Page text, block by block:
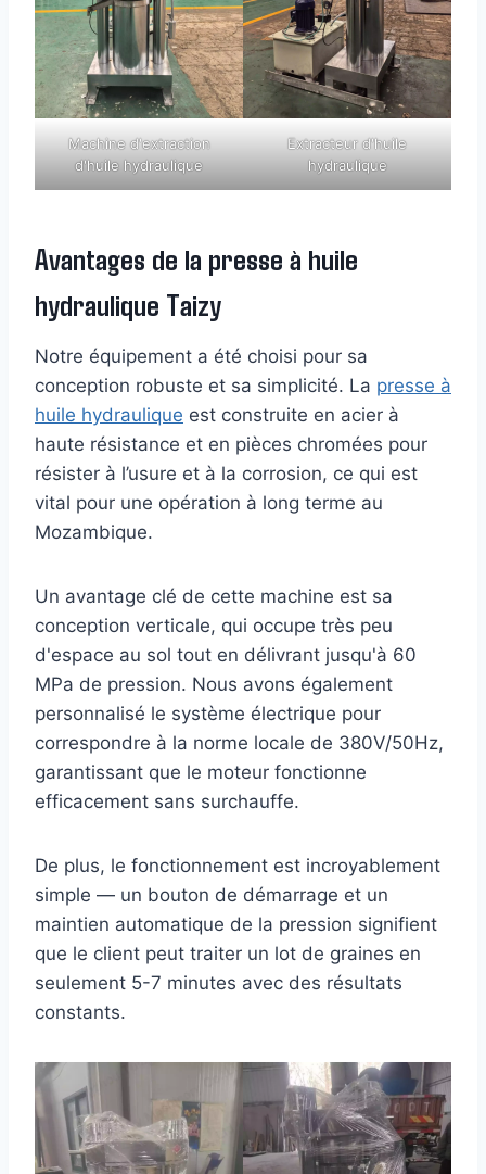
Machine d'extraction
d'huile hydraulique
Extracteur d'huile
hydraulique
Avantages de la presse à huile
hydraulique Taizy
Notre équipement a été choisi pour sa
conception robuste et sa simplicité. La presse à
huile hydraulique est construite en acier à
haute résistance et en pièces chromées pour
résister à l’usure et à la corrosion, ce qui est
vital pour une opération à long terme au
Mozambique.
Un avantage clé de cette machine est sa
conception verticale, qui occupe très peu
d'espace au sol tout en délivrant jusqu'à 60
MPa de pression. Nous avons également
personnalisé le système électrique pour
correspondre à la norme locale de 380V/50Hz,
garantissant que le moteur fonctionne
efficacement sans surchauffe.
De plus, le fonctionnement est incroyablement
simple — un bouton de démarrage et un
maintien automatique de la pression signifient
que le client peut traiter un lot de graines en
seulement 5-7 minutes avec des résultats
constants.